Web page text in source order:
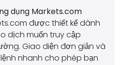
dụng Markets.com
được thiết kế dành
dịch muốn truy cập
Giao diện đơn giản và
nhanh cho phép bạn